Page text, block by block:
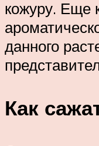
кожуру. Еще
данного
Как